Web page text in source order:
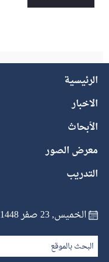
الرئيسية
الاخبار
الأبحاث
معرض الصور
التدريب
الخميس, 23 صفر 1448 هجريا, 6 أغسطس 2026 ميلاديا.